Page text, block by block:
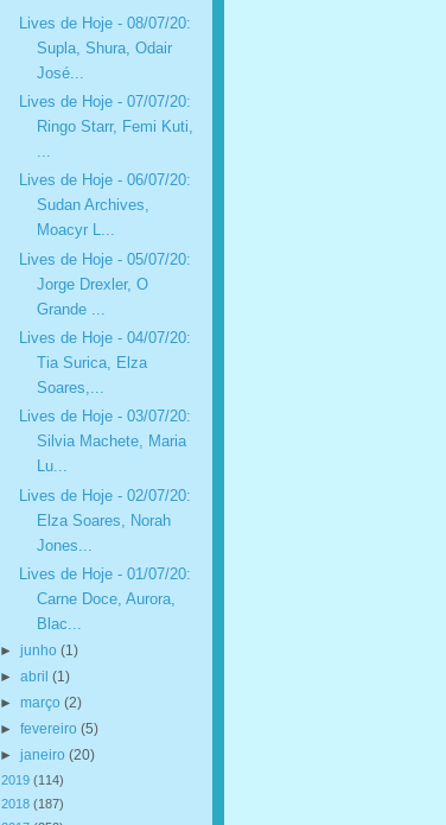
Lives de Hoje - 08/07/20:
Supla, Shura, Odair
José...
Lives de Hoje - 07/07/20:
Ringo Starr, Femi Kuti,
...
Lives de Hoje - 06/07/20:
Sudan Archives,
Moacyr L...
Lives de Hoje - 05/07/20:
Jorge Drexler, O
Grande ...
Lives de Hoje - 04/07/20:
Tia Surica, Elza
Soares,...
Lives de Hoje - 03/07/20:
Silvia Machete, Maria
Lu...
Lives de Hoje - 02/07/20:
Elza Soares, Norah
Jones...
Lives de Hoje - 01/07/20:
Carne Doce, Aurora,
Blac...
► junho (1)
► abril (1)
► março (2)
► fevereiro (5)
► janeiro (20)
2019 (114)
2018 (187)